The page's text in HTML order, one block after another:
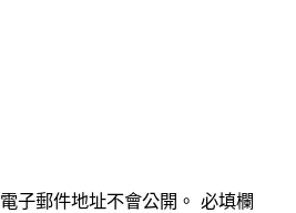
子郵件地址不會公開。 必填欄